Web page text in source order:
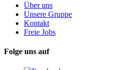
Über uns
Unsere Gruppe
Kontakt
Freie Jobs
Folge uns auf